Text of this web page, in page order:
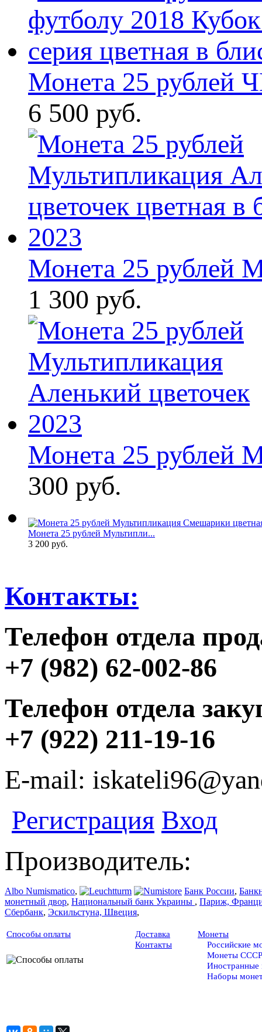
Монета 25 рублей
6 500 руб.
Монета 25 рублей
1 300 руб.
Монета 25 рублей
300 руб.
Монета 25 рублей Мультипли...
3 200 руб.
Контакты:
Телефон отдела
+7 (982) 62-002-86
Телефон отдела
+7 (922) 211-19-16
E-mail:
Регистрация Вход
Производитель:
Albo Numismatico, Банк России,
монетный двор, Национальный банк Украины , Париж,
Сбербанк, Эскильстуна, Швеция,
Способы оплаты
Доставка
Контакты
Монеты
Российские
Монеты СССР
Иностранные
Наборы